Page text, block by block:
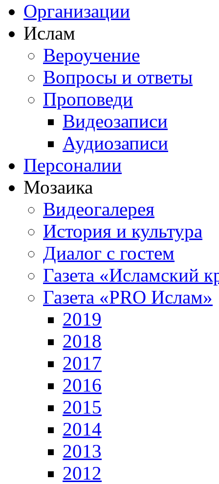
Организации
Ислам
Вероучение
Вопросы и ответы
Проповеди
Видеозаписи
Аудиозаписи
Персоналии
Мозаика
Видеогалерея
История и культура
Диалог с гостем
Газета «Исламский
Газета «PRO Ислам»
2019
2018
2017
2016
2015
2014
2013
2012